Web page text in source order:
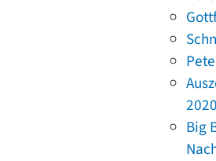
2020
Big